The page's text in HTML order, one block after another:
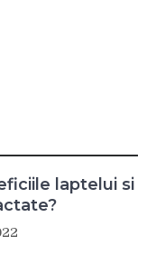
laptelui si